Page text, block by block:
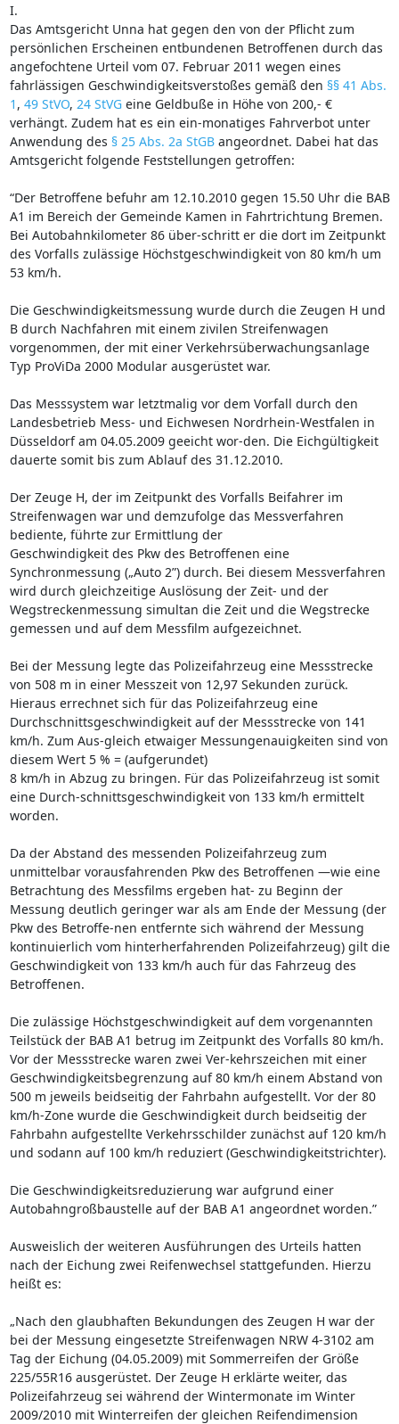
I.
Das Amtsgericht Unna hat gegen den von der Pflicht zum
persönlichen Erscheinen entbundenen Betroffenen durch das
angefochtene Urteil vom 07. Februar 2011 wegen eines
fahrlässigen Geschwindigkeitsverstoßes gemäß den §§ 41 Abs.
1 , 49 StVO, 24 StVGeine Geldbuße in Höhe von 200,- €
verhängt. Zudem hat es ein ein-monatiges Fahrverbot unter
Anwendung des § 25 Abs. 2a StGBangeordnet. Dabei hat das
Amtsgericht folgende Feststellungen getroffen:
“Der Betroffene befuhr am 12.10.2010 gegen 15.50 Uhr die BAB
A1 im Bereich der Gemeinde Kamen in Fahrtrichtung Bremen.
Bei Autobahnkilometer 86 über-schritt er die dort im Zeitpunkt
des Vorfalls zulässige Höchstgeschwindigkeit von 80 km/h um
53 km/h.
Die Geschwindigkeitsmessung wurde durch die Zeugen H und
B durch Nachfahren mit einem zivilen Streifenwagen
vorgenommen, der mit einer Verkehrsüberwachungsanlage
Typ ProViDa 2000 Modular ausgerüstet war.
Das Messsystem war letztmalig vor dem Vorfall durch den
Landesbetrieb Mess- und Eichwesen Nordrhein-Westfalen in
Düsseldorf am 04.05.2009 geeicht wor-den. Die Eichgültigkeit
dauerte somit bis zum Ablauf des 31.12.2010.
Der Zeuge H, der im Zeitpunkt des Vorfalls Beifahrer im
Streifenwagen war und demzufolge das Messverfahren
bediente, führte zur Ermittlung der
Geschwindigkeit des Pkw des Betroffenen eine
Synchronmessung („Auto 2”) durch. Bei diesem Messverfahren
wird durch gleichzeitige Auslösung der Zeit- und der
Wegstreckenmessung simultan die Zeit und die Wegstrecke
gemessen und auf dem Messfilm aufgezeichnet.
Bei der Messung legte das Polizeifahrzeug eine Messstrecke
von 508 m in einer Messzeit von 12,97 Sekunden zurück.
Hieraus errechnet sich für das Polizeifahrzeug eine
Durchschnittsgeschwindigkeit auf der Messstrecke von 141
km/h. Zum Aus-gleich etwaiger Messungenauigkeiten sind von
diesem Wert 5 % = (aufgerundet)
8 km/h in Abzug zu bringen. Für das Polizeifahrzeug ist somit
eine Durch-schnittsgeschwindigkeit von 133 km/h ermittelt
worden.
Da der Abstand des messenden Polizeifahrzeug zum
unmittelbar vorausfahrenden Pkw des Betroffenen —wie eine
Betrachtung des Messfilms ergeben hat- zu Beginn der
Messung deutlich geringer war als am Ende der Messung (der
Pkw des Betroffe-nen entfernte sich während der Messung
kontinuierlich vom hinterherfahrenden Polizeifahrzeug) gilt die
Geschwindigkeit von 133 km/h auch für das Fahrzeug des
Betroffenen.
Die zulässige Höchstgeschwindigkeit auf dem vorgenannten
Teilstück der BAB A1 betrug im Zeitpunkt des Vorfalls 80 km/h.
Vor der Messstrecke waren zwei Ver-kehrszeichen mit einer
Geschwindigkeitsbegrenzung auf 80 km/h einem Abstand von
500 m jeweils beidseitig der Fahrbahn aufgestellt. Vor der 80
km/h-Zone wurde die Geschwindigkeit durch beidseitig der
Fahrbahn aufgestellte Verkehrsschilder zunächst auf 120 km/h
und sodann auf 100 km/h reduziert (Geschwindigkeitstrichter).
Die Geschwindigkeitsreduzierung war aufgrund einer
Autobahngroßbaustelle auf der BAB A1 angeordnet worden.”
Ausweislich der weiteren Ausführungen des Urteils hatten
nach der Eichung zwei Reifenwechsel stattgefunden. Hierzu
heißt es:
„Nach den glaubhaften Bekundungen des Zeugen H war der
bei der Messung eingesetzte Streifenwagen NRW 4-3102 am
Tag der Eichung (04.05.2009) mit Sommerreifen der Größe
225/55R16 ausgerüstet. Der Zeuge H erklärte weiter, das
Polizeifahrzeug sei während der Wintermonate im Winter
2009/2010 mit Winterreifen der gleichen Reifendimension